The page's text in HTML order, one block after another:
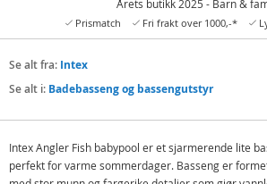
Årets butikk 2025 - Barn &
Prismatch Fri frakt over 1000,-*
Se alt fra: Intex
Se alt i: Badebasseng og bassengutstyr
Intex Angler Fish babypool er et sjarmerende lite
perfekt for varme sommerdager. Basseng er